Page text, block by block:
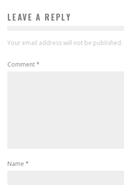
LEAVE A REPLY
Your email address will not be published.
Comment*
Name *